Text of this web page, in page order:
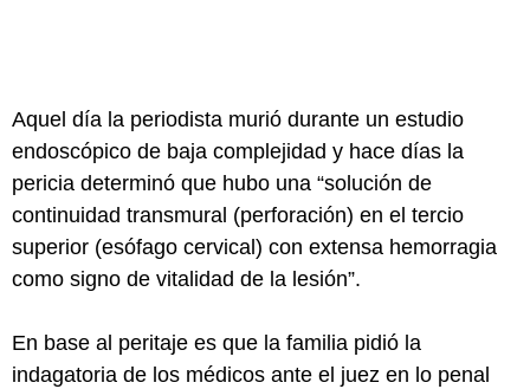
Aquel día la periodista murió durante un estudio
endoscópico de baja complejidad y hace días la
pericia determinó que hubo una “solución de
continuidad transmural (perforación) en el tercio
superior (esófago cervical) con extensa hemorragia
como signo de vitalidad de la lesión”.
En base al peritaje es que la familia pidió la
indagatoria de los médicos ante el juez en lo penal